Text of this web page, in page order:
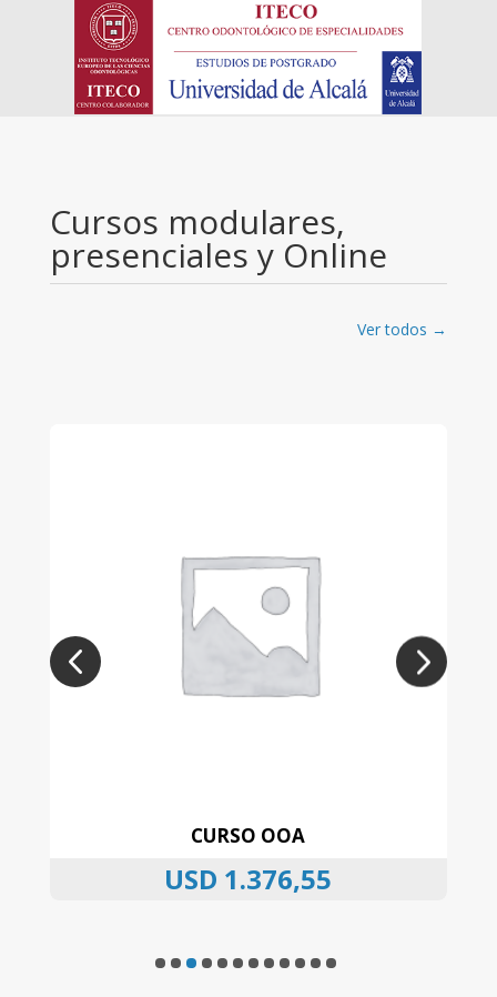
Cursos modulares,
presenciales y Online
Ver todos →
CURSO DE ORTOPEDIA DENTOFACIAL Y
ALINEADORES
USD86,25